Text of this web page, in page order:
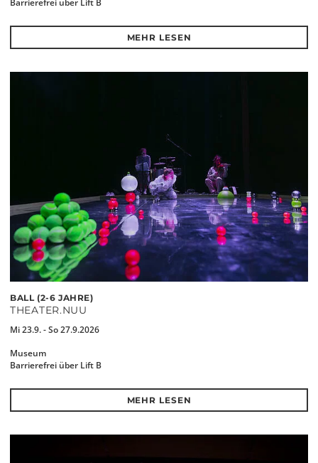
Barrierefrei über Lift B
MEHR LESEN
BALL (2-6 JAHRE)
THEATER.NUU
Mi 23.9. - So 27.9.2026
Museum
Barrierefrei über Lift B
MEHR LESEN